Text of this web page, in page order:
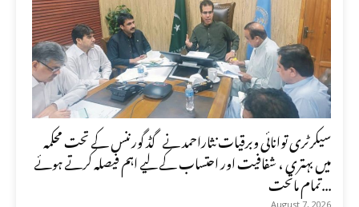
سیکرٹری توانائی وبرقیات نثاراحمد نے گڈ گورننس کے تحت محکمہ
میں بہتری ، شفافیت اور احتساب کے لیے اہم فیصلہ کرتے ہوئے
تمام ماتحت...
August 7, 2026